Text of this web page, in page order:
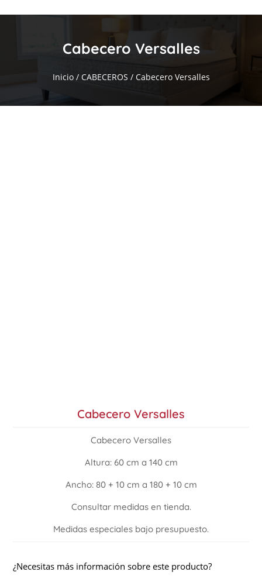
Cabecero Versalles
Inicio/ CABECEROS / Cabecero Versalles
Cabecero Versalles
Cabecero Versalles
Altura: 60 cm a 140 cm
Ancho: 80 + 10 cm a 180 + 10 cm
Consultar medidas en tienda.
Medidas especiales bajo presupuesto.
¿Necesitas más información sobre este producto?